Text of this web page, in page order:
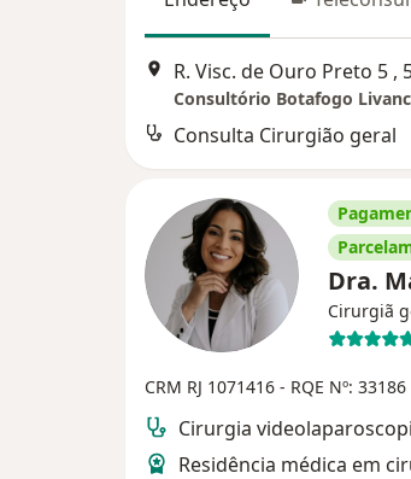
Consultório Botafogo
Consulta Cirurgião geral
Dra.
Cirurgiã
CRM RJ 1071416 - RQE Nº: 33186
Cirurgia
Residência médica em